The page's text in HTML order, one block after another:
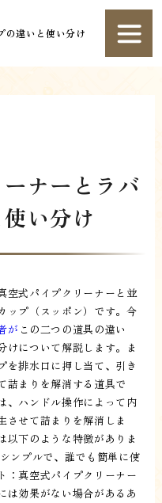
の違いと使い分け
ナーとラバ
い分け
空式パイプクリーナーと並
ップ（スッポン）です。今
が この二つの道具の違い
けについて解説します。ま
を排水口に押し当て、引き
詰まりを解消する道具で
、ハンドル操作によって内
させて詰まりを解消しま
以下のような特徴がありま
ンプルで、誰でも簡単に使
：真空式パイプクリーナー
は効果がない場合があるあ